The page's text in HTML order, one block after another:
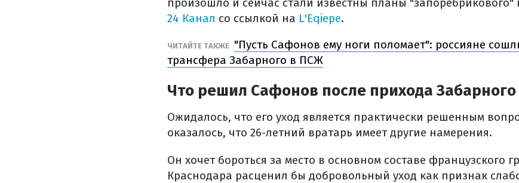
24 Канал со ссылкой на L'Eqiepe.
ЧИТАЙТЕ ТАКЖЕ "Пусть Сафонов ему ноги поломает": россияне
трансфера Забарного в ПСЖ
Что решил Сафонов после прихода
Ожидалось, что его уход является практически решенным
оказалось, что 26-летний вратарь имеет другие намерения.
Он хочет бороться за место в основном составе французского
Краснодара расценил бы добровольный уход как признак